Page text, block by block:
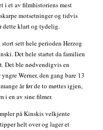
i et av filmhistoriens mest
motsetninger og tidvis
dette klart og tydelig.
sett hele perioden Herzog
Det hele startet da familien
Det ble nødvendigvis en
Werner, den gang bare 13
år før de to møttes igjen,
i en av sine filmer.
på Kinskis velkjente
helt over og lager et